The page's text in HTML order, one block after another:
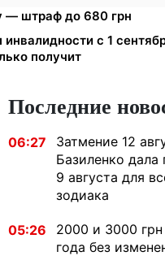
— штраф до 680 грн
с 1
получит
Последние
06:27
Затмение 12
Базиленко дала
9 августа для
зодиака
05:26
2000 и 3000
года без